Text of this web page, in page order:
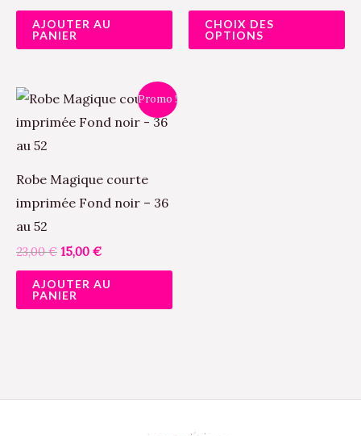
AJOUTER AU
PANIER
CHOIX DES
OPTIONS
Promo !
Robe Magique courte
imprimée Fond noir – 36
au 52
23,00€
Le
prix
initial
15,00 €
Le
prix
actuel
AJOUTER AU
PANIER